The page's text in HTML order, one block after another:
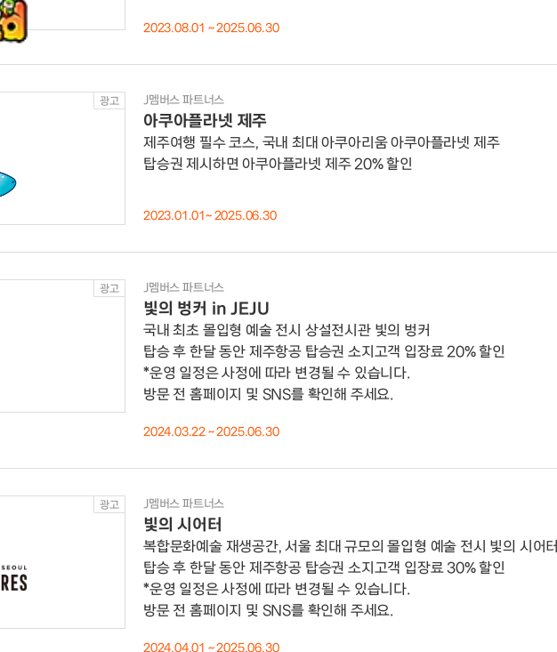
2023.08.01 ~ 2025.06.30
광고 J멤버스 파트너스
아쿠아플라넷 제주
제주여행 필수 코스, 국내 최대 아쿠아리움 아쿠아플라넷 제주
탑승권 제시하면 아쿠아플라넷 제주 20% 할인
2023.01.01~ 2025.06.30
광고 J멤버스 파트너스
빛의 벙커 in JEJU
국내 최초 몰입형 예술 전시 상설전시관 빛의 벙커
탑승 후 한달 동안 제주항공 탑승권 소지고객 입장료 20% 할인
*운영 일정은 사정에 따라 변경될 수 있습니다.
방문 전 홈페이지 및 SNS를 확인해 주세요.
2024.03.22 ~ 2025.06.30
광고 J멤버스 파트너스
빛의 시어터
복합문화예술 재생공간, 서울 최대 규모의 몰입형 예술 전시 빛의 시어터
탑승 후 한달 동안 제주항공 탑승권 소지고객 입장료 30% 할인
*운영 일정은 사정에 따라 변경될 수 있습니다.
방문 전 홈페이지 및 SNS를 확인해 주세요.
2024.04.01 ~ 2025.06.30